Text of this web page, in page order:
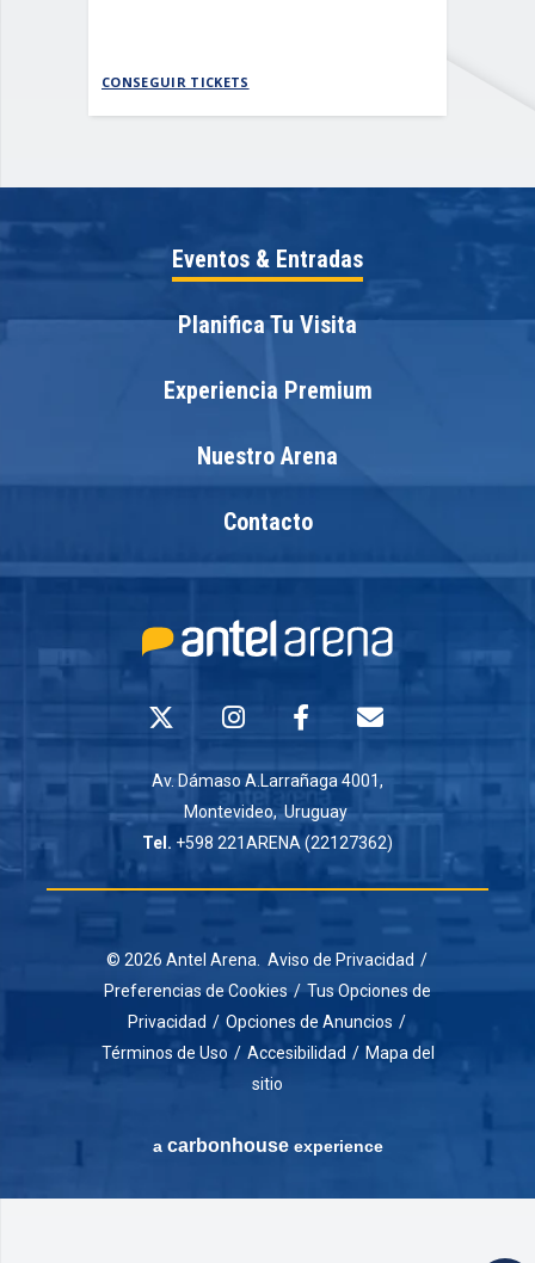
CONSEGUIR TICKETS
Eventos & Entradas
Planifica Tu Visita
Experiencia Premium
Nuestro Arena
Contacto
Av. Dámaso A.Larrañaga 4001,
Montevideo, Uruguay
Tel. +598 221ARENA (22127362)
© 2026 Antel Arena. Aviso de Privacidad /
Preferencias de Cookies / Tus Opciones de
Privacidad / Opciones de Anuncios /
Términos de Uso / Accesibilidad / Mapa del
sitio
a carbon houseexperience